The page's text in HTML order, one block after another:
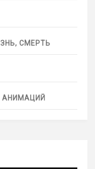
СМЕРТЬ
АНИМАЦИЙ